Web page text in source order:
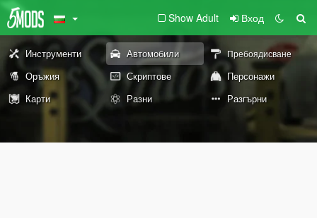
Show Adult Вход
Инструменти Автомобили Пребоядисване
Оръжия Скриптове
Персонажи
Карти
Разни Разгърни